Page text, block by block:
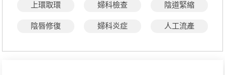
上環取環 婦科檢查 陰道緊縮
陰唇修復 婦科炎症 人工流產